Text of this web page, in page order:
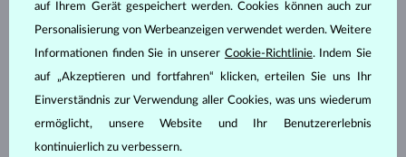
SCHMUCK AUS DEMKLENOTA ATELIER
auf Ihrem Gerät gespeichert werden. Cookies können auch zur
Personalisierung von Werbeanzeigen verwendet werden. Weitere
Informationen finden Sie in unserer Cookie-Richtlinie. Indem Sie
auf „Akzeptieren und fortfahren“ klicken, erteilen Sie uns Ihr
Einverständnis zur Verwendung aller Cookies, was uns wiederum
ermöglicht, unsere Website und Ihr Benutzererlebnis
kontinuierlich zu verbessern.